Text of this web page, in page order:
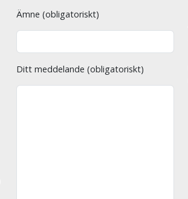
Ämne (obligatoriskt)
Ditt meddelande (obligatoriskt)